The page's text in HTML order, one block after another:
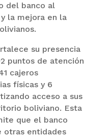
del banco al
la mejora en la
su presencia
puntos de atención
cajeros
físicas y 6
acceso a sus
boliviano. Esta
que el banco
otras entidades